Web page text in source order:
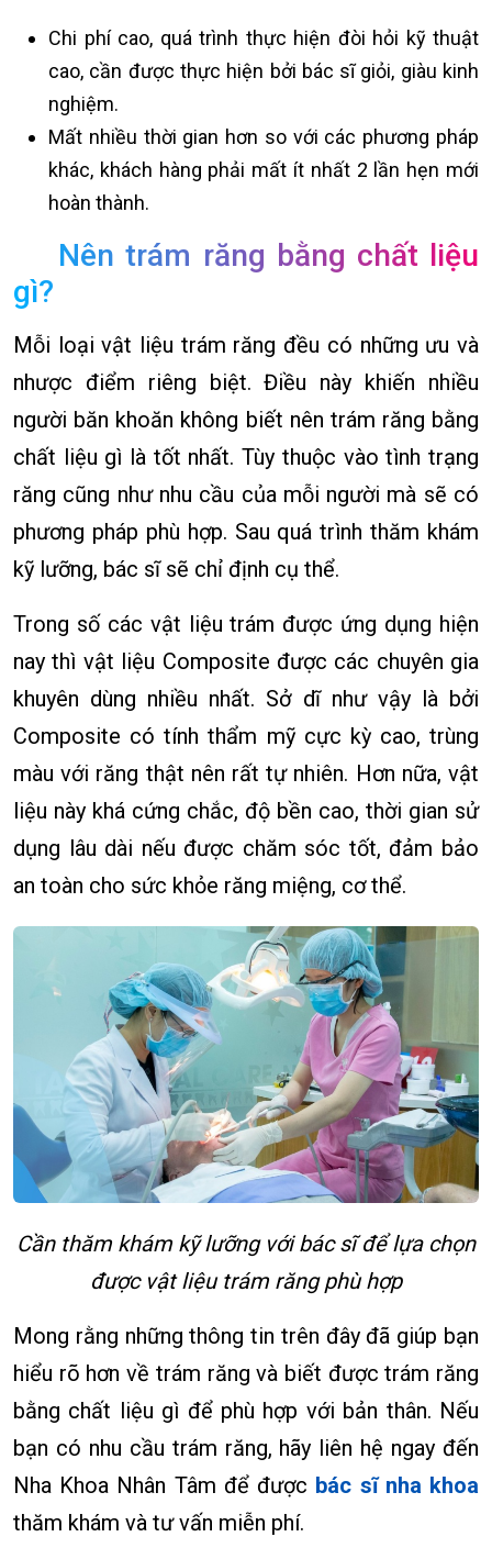
Chi phí cao, quá trình thực hiện đòi hỏi kỹ thuật
cao, cần được thực hiện bởi bác sĩ giỏi, giàu kinh
nghiệm.
Mất nhiều thời gian hơn so với các phương pháp
khác, khách hàng phải mất ít nhất 2 lần hẹn mới
hoàn thành.
Nên trám răng bằng chất liệu
gì?
Mỗi loại vật liệu trám răng đều có những ưu và
nhược điểm riêng biệt. Điều này khiến nhiều
người băn khoăn không biết nên trám răng bằng
chất liệu gì là tốt nhất. Tùy thuộc vào tình trạng
răng cũng như nhu cầu của mỗi người mà sẽ có
phương pháp phù hợp. Sau quá trình thăm khám
kỹ lưỡng, bác sĩ sẽ chỉ định cụ thể.
Trong số các vật liệu trám được ứng dụng hiện
nay thì vật liệu Composite được các chuyên gia
khuyên dùng nhiều nhất. Sở dĩ như vậy là bởi
Composite có tính thẩm mỹ cực kỳ cao, trùng
màu với răng thật nên rất tự nhiên. Hơn nữa, vật
liệu này khá cứng chắc, độ bền cao, thời gian sử
dụng lâu dài nếu được chăm sóc tốt, đảm bảo
an toàn cho sức khỏe răng miệng, cơ thể.
Cần thăm khám kỹ lưỡng với bác sĩ để lựa chọn
được vật liệu trám răng phù hợp
Mong rằng những thông tin trên đây đã giúp bạn
hiểu rõ hơn về trám răng và biết được trám răng
bằng chất liệu gì để phù hợp với bản thân. Nếu
bạn có nhu cầu trám răng, hãy liên hệ ngay đến
Nha Khoa Nhân Tâm để được bác sĩ nha khoa
thăm khám và tư vấn miễn phí.